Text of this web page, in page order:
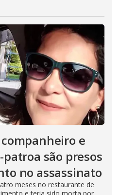
companheiro e
são presos
no assassinato
meses no restaurante de